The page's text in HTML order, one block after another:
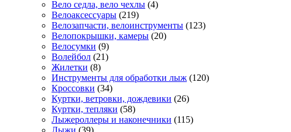
Вело седла, вело чехлы (4)
Велоаксессуары (219)
Велозапчасти, велоинструменты (123)
Велопокрышки, камеры (20)
Велосумки (9)
Волейбол (21)
Жилетки (8)
Инструменты для обработки лыж (120)
Кроссовки (34)
Куртки, ветровки, дождевики (26)
Куртки, тепляки (58)
Лыжероллеры и наконечники (115)
Лыжи (39)